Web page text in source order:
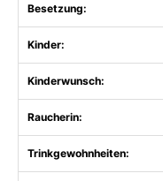
Besetzung:
Kinder:
Kinderwunsch:
Raucherin:
Trinkgewohnheiten: